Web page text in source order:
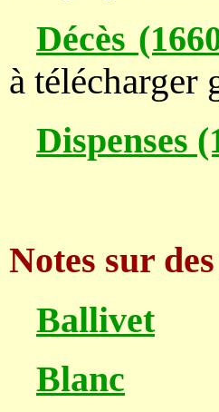
Décès
à télécharger
Dispenses
Notes sur
Ballivet
Blanc